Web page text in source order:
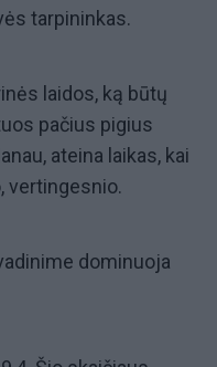
tarpininkas.
laidos, ką būtų
pačius pigius
ateina laikas, kai
vertingesnio.
dominuoja